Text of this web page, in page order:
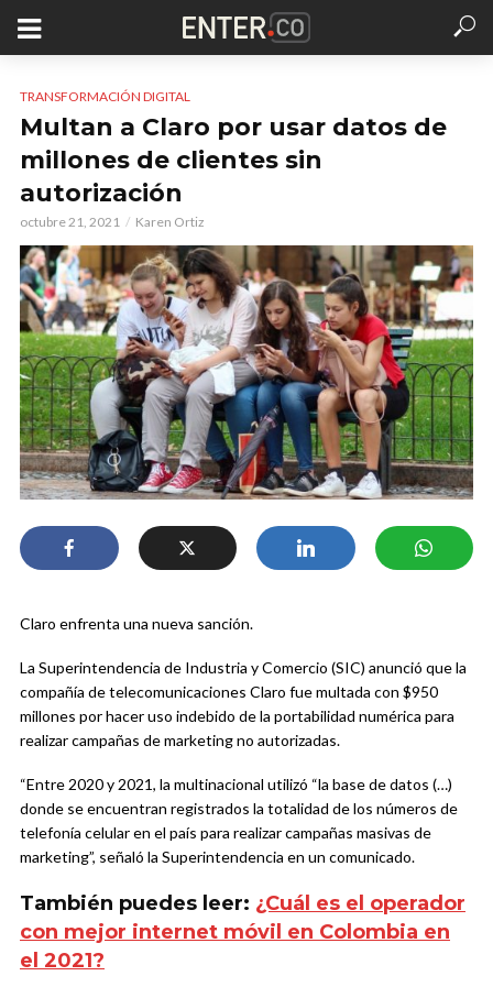
TRANSFORMACIÓN DIGITAL
Multan a Claro por usar datos de
millones de clientes sin
autorización
octubre 21, 2021 Karen Ortiz
Claro enfrenta una nueva sanción.
La Superintendencia de Industria y Comercio (SIC) anunció que la
compañía de telecomunicaciones Claro fue multada con $950
millones por hacer uso indebido de la portabilidad numérica para
realizar campañas de marketing no autorizadas.
“Entre 2020 y 2021, la multinacional utilizó “la base de datos (…)
donde se encuentran registrados la totalidad de los números de
telefonía celular en el país para realizar campañas masivas de
marketing”, señaló la Superintendencia en un comunicado.
También puedes leer: ¿Cuál es el operador
con mejor internet móvil en Colombia en
el 2021?